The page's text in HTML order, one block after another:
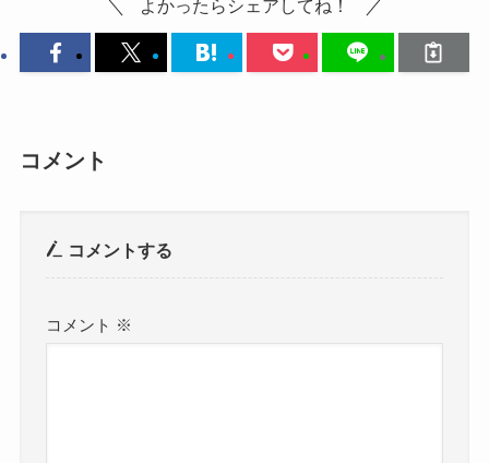
よかったらシェアしてね！
コメント
コメントする
コメント ※